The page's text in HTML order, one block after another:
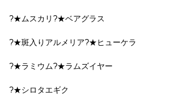
?★ムスカリ ?★ベアグラス
?★斑入りアルメリア?★ヒューケラ
?★ラミウム?★ラムズイヤー
?★シロタエギク